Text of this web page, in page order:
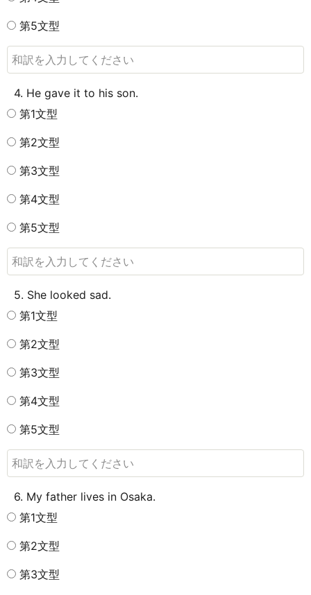
第5文型
4. He gave it to his son.
第1文型
第2文型
第3文型
第4文型
第5文型
5. She looked sad.
第1文型
第2文型
第3文型
第4文型
第5文型
6. My father lives in Osaka.
第1文型
第2文型
第3文型